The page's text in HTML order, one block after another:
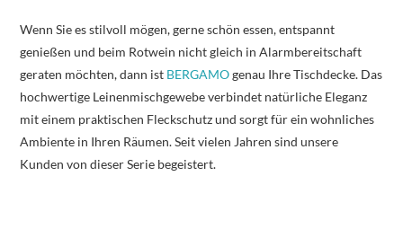
Wenn Sie es stilvoll mögen, gerne schön essen, entspannt
genießen und beim Rotwein nicht gleich in Alarmbereitschaft
geraten möchten, dann ist BERGAMOgenau Ihre Tischdecke. Das
hochwertige Leinenmischgewebe verbindet natürliche Eleganz
mit einem praktischen Fleckschutz und sorgt für ein wohnliches
Ambiente in Ihren Räumen. Seit vielen Jahren sind unsere
Kunden von dieser Serie begeistert.